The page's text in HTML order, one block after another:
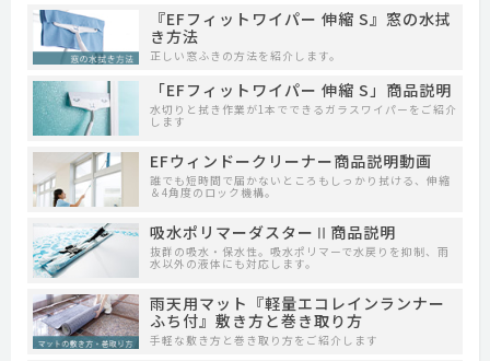
『EFフィットワイパー 伸縮 S』窓の水拭
き方法
正しい窓ふきの方法を紹介します。
「EFフィットワイパー 伸縮 S」商品説明
水切りと拭き作業が1本でできるガラスワイパーをご紹介
します
EFウィンドークリーナー商品説明動画
誰でも短時間で届かないところもしっかり拭ける、伸縮
＆4角度のロック機構。
吸水ポリマーダスターⅡ商品説明
抜群の吸水・保水性。吸水ポリマーで水戻りを抑制、雨
水以外の液体にも対応します。
雨天用マット『軽量エコレインランナー
ふち付』敷き方と巻き取り方
手軽な敷き方と巻き取り方をご紹介します